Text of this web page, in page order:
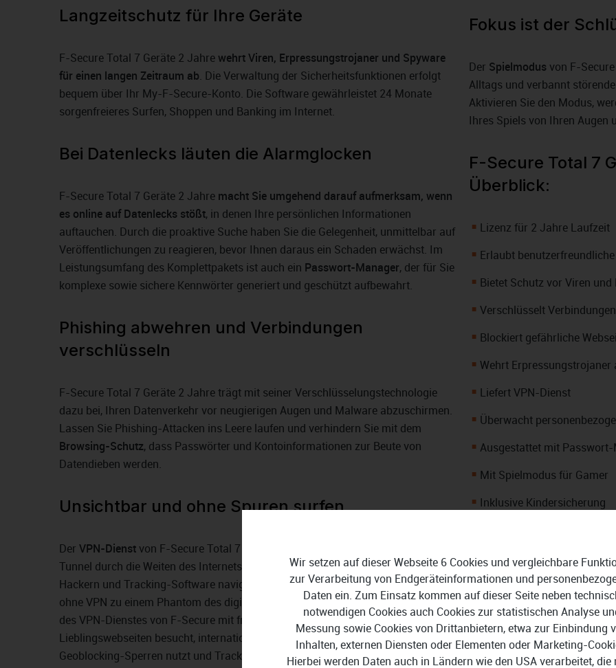
Langzeitschutz für Ihre Geräte
F-Secure Total 7 Geräte 2 Jahrewehrt Viren, Erpressungstrojaner und Spyware
für einen langen Zeitraum ab. Die Verwaltung der Sicherheitsfunktionen erfolgt
bequem über Ihr My-F-Secure-Konto. Die Software gewährleistet 24 Monate
sorgenfreieres Surfen, Shoppen und Banking im Internet.
Bei Datenlecks läuten die Alarmglocken
F-Secure Total 7 Geräte 2 Jahre macht Sie umgehend darauf aufmerksam, wenn
es online auf Datenlecks stößt, in denen Ihre persönlichen Informationen
auftauchen. Durch die proaktive Suche haben Sie die Gelegenheit, unmittelbar auf
Veröffentlichungen zu reagieren, bevor Ihnen daraus ein Schaden erwächst. Im
Leistungsumfang des Komplettpakets ist auch ein Passwort-Manager, der für Sie
komplexe sowie sichere Kennwörter generiert und geschützt aufbewahrt.
Phishing abwehren und Verbindungen
verschlüsseln
F-Secure Total 7 Geräte 2 Jahre trägt mit seiner Verschlüsselungstechnologie
dazu bei, Ihren Datenverkehr vor neugierigen Augen und Malware abzuschirmen.
Lassen Sie Phishing-Attacken ins Leere laufen und verhindern Sie mit dem
Browsing-Schutz, dass Passwörter und Kontoinformationen zur Beute von
Datendieben werden.
Unsichtbar und ohne Spuren surfen
Der VPN-Dienst von F-Secure Total 7 Geräte 2 Jahre etabliert für Sie virtuelle
Tunnel durch die Weiten des Internets, mit denen Sie Ihre Daten vorbei an
Hackern und Tracking-Software navigieren. Werden Sie vom gläsernen Surfer
ohne VPN zu einem Phantom des digitalen Zeitalters, das dank der Unterstützung
des VPN-Dienstes von F-Secure mit fremder IP-Adresse anonym seine
Lieblingswebseiten besucht, internationale Streaming-Angebote ohne
Geoblocking-Sperren nutzt und Tracking keine Chance gibt.
Fokus ist der
Der Spielmodus von F-
Alltags und verbannt
Aktivieren Sie den Modus,
Ihres Spiels von Ihren Augen
F-Secure Total 7
Überblick:
Lizenz für 2 Jahre Laufzeit
Erlaubt
Bietet Schutz vor Viren
Verschlüsselt
Blockiert gefährliche
Wehrt Erpressungstrojaner
Liefert VPN-Dienst
Überwacht
Ausgestattet mit
Mit Spielmodus für Gamer
Inklusive Kindersicherung
Wir setzen auf dieser Webseite 6 Cookies und vergleichbare
zur Verarbeitung von Endgeräteinformationen und
Daten ein. Zum Einsatz kommen auf dieser Seite neben
notwendigen Cookies auch Cookies zur statistischen Analyse
Messung sowie Cookies von Drittanbietern, etwa zur Einbindung
Inhalten, externen Diensten oder Elementen oder Marketing-
Hierbei werden Daten auch in Ländern wie den USA verarbeitet, die